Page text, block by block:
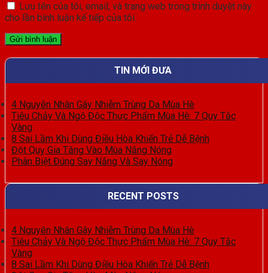
Lưu tên của tôi, email, và trang web trong trình duyệt này
cho lần bình luận kế tiếp của tôi.
TIN MỚI ĐƯA
4 Nguyên Nhân Gây Nhiễm Trùng Da Mùa Hè
Tiêu Chảy Và Ngộ Độc Thực Phẩm Mùa Hè: 7 Quy Tắc
Vàng
8 Sai Lầm Khi Dùng Điều Hòa Khiến Trẻ Dễ Bệnh
Đột Quỵ Gia Tăng Vào Mùa Nắng Nóng
Phân Biệt Đúng Say Nắng Và Say Nóng
RECENT POSTS
4 Nguyên Nhân Gây Nhiễm Trùng Da Mùa Hè
Tiêu Chảy Và Ngộ Độc Thực Phẩm Mùa Hè: 7 Quy Tắc
Vàng
8 Sai Lầm Khi Dùng Điều Hòa Khiến Trẻ Dễ Bệnh